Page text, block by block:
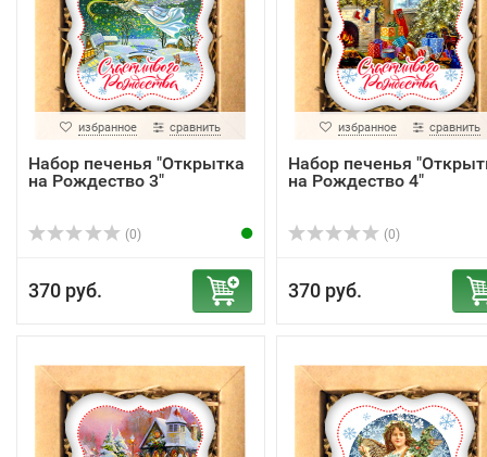
избранное сравнить
Набор печенья "Открытка
на Рождество 3"
(0)
370 руб.
избранное сравнить
Набор печенья
на Рождество 4"
(0)
370 руб.